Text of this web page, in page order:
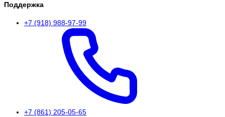
Поддержка
+7 (918) 988-97-99
+7 (861) 205-05-65